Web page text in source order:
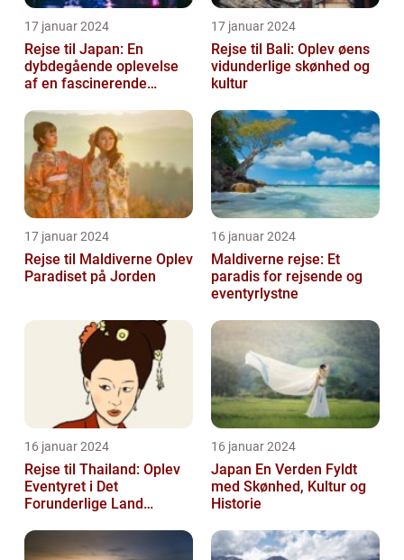
17 januar 2024
Rejse til Japan: En
dybdegående oplevelse
af en fascinerende
17 januar 2024
Rejse til Bali: Oplev øens
vidunderlige skønhed og
kultur
17 januar 2024
Rejse til Maldiverne Oplev
Paradiset på Jorden
16 januar 2024
Maldiverne rejse: Et
paradis for rejsende og
eventyrlystne
16 januar 2024
Rejse til Thailand: Oplev
Eventyret i Det
Forunderlige Land
16 januar 2024
Japan En Verden Fyldt
med Skønhed, Kultur og
Historie